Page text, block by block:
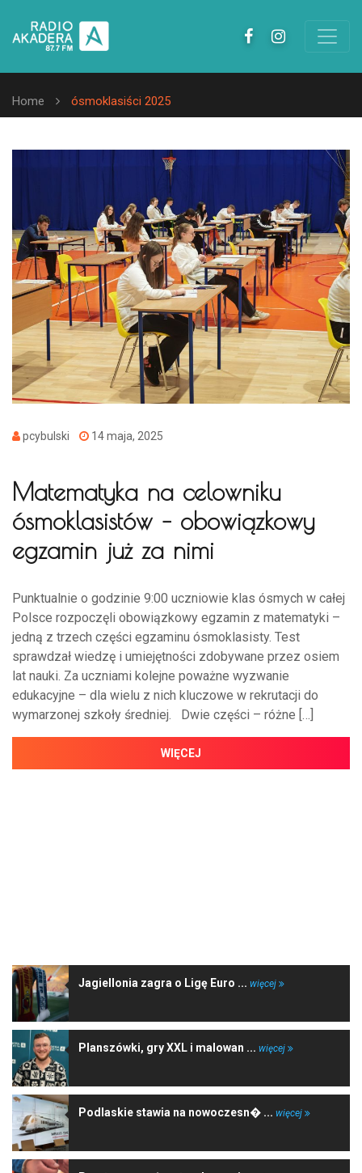
Home ósmoklasiści 2025
pcybulski 14 maja, 2025
Matematyka na celowniku
ósmoklasistów – obowiązkowy
egzamin już za nimi
Punktualnie o godzinie 9:00 uczniowie klas ósmych w całej
Polsce rozpoczęli obowiązkowy egzamin z matematyki –
jedną z trzech części egzaminu ósmoklasisty. Test
sprawdzał wiedzę i umiejętności zdobywane przez osiem
lat nauki. Za uczniami kolejne poważne wyzwanie
edukacyjne – dla wielu z nich kluczowe w rekrutacji do
wymarzonej szkoły średniej. Dwie części – różne […]
WIĘCEJ
Jagiellonia zagra o Ligę Euro ... więcej
Planszówki, gry XXL i malowan ... więcej
Podlaskie stawia na nowoczesn� ... więcej